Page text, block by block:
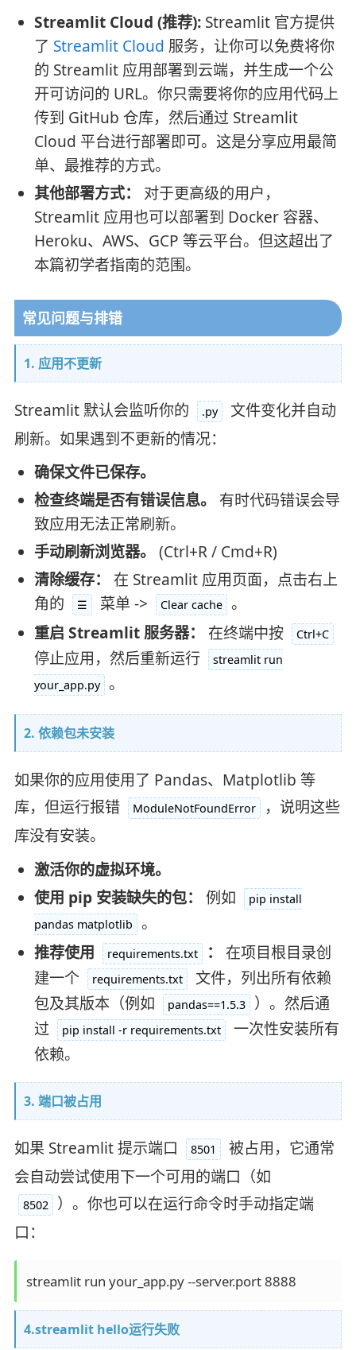
Streamlit Cloud (推荐):Streamlit 官方提供
了 Streamlit Cloud 服务，让你可以免费将你
的 Streamlit 应用部署到云端，并生成一个公
开可访问的 URL。你只需要将你的应用代码上
传到 GitHub 仓库，然后通过 Streamlit
Cloud 平台进行部署即可。这是分享应用最简
单、最推荐的方式。
其他部署方式：
对于更高级的用户，
Streamlit 应用也可以部署到 Docker 容器、
Heroku、AWS、GCP 等云平台。但这超出了
本篇初学者指南的范围。
常见问题与排错
1. 应用不更新
Streamlit 默认会监听你的 .py
文件变化并自动
刷新。如果遇到不更新的情况：
确保文件已保存。
检查终端是否有错误信息。
有时代码错误会导
致应用无法正常刷新。
手动刷新浏览器。
(Ctrl+R / Cmd+R)
清除缓存：
在 Streamlit 应用页面，点击右上
角的
☰ 菜单 -> Clear cache
。
重启 Streamlit 服务器：
在终端中按 Ctrl+C
停止应用，然后重新运行
streamlit run
your_app.py
。
2. 依赖包未安装
如果你的应用使用了 Pandas、Matplotlib 等
库，但运行报错
ModuleNotFoundError
，说明这些
库没有安装。
激活你的虚拟环境。
使用 pip 安装缺失的包：
例如
pip install
pandas matplotlib
。
推荐使用
requirements.txt ：
在项目根目录创
建一个
requirements.txt
文件，列出所有依赖
包及其版本（例如
pandas==1.5.3
）。然后通
过
pip install -r requirements.txt
一次性安装所有
依赖。
3. 端口被占用
如果 Streamlit 提示端口 8501
被占用，它通常
会自动尝试使用下一个可用的端口（如
8502
）。你也可以在运行命令时手动指定端
口：
4.streamlit hello运行失败